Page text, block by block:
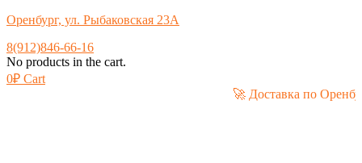
Оренбург, ул. Рыбаковская 23А
8(912)846-66-16
No products in the cart.
0₽ Cart
🚀 Доставка по